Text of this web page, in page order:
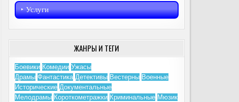
‣︎ Услуги
ЖАНРЫ И ТЕГИ
Боевики Комедии Ужасы
Драмы Фантастика Детективы Вестерны Военные
Исторические Документальные
Мелодрамы Короткометражки Криминальные Мюзик